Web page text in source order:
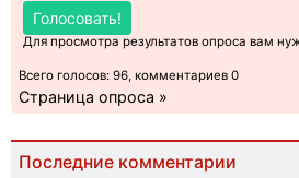
Голосовать!
Для просмотра результатов опроса вам
Всего голосов: 96, комментариев 0
Страница опроса »
Последние комментарии